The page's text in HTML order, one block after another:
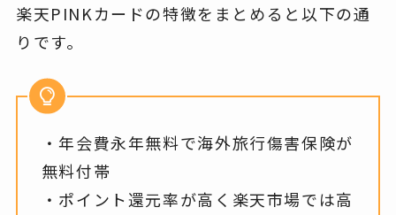
楽天PINKカードの特徴をまとめると以下の通
りです。
・年会費永年無料で海外旅行傷害保険が
無料付帯
・ポイント還元率が高く楽天市場では高